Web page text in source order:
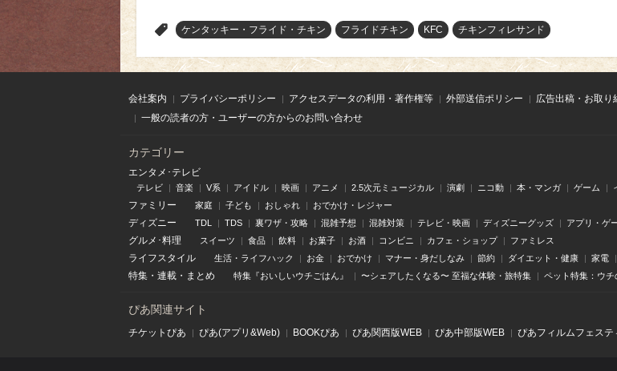
ケンタッキー・フライド・チキン フライドチキン KFC チキンフィレサンド
会社案内 プライバシーポリシー アクセスデータの利用・著作権等 外部送信ポリシー
広告出稿・お取り
一般の読者の方・ユーザーの方からのお問い合わせ
カテゴリー
エンタメ･テレビ
テレビ 音楽 V系 アイドル 映画 アニメ 2.5次元ミュージカル 演劇 ニコ動 本・マンガ ゲーム
ファミリー 家庭 子ども おしゃれ おでかけ・レジャー
ディズニー TDL TDS 裏ワザ・攻略 混雑予想 混雑対策 テレビ・映画 ディズニーグッズ アプリ・ゲ
グルメ･料理 スイーツ 食品 飲料 お菓子 お酒 コンビニ カフェ・ショップ ファミレス
ライフスタイル 生活・ライフハック お金 おでかけ マナー・身だしなみ 節約 ダイエット・健康 家電
特集 ・ 連載 ・ まとめ 特集『おいしいウチごはん』 〜シェアしたくなる〜 至福な体験・旅特集 ペット特集：ウチ
ぴあ関連サイト
チケットぴあ ぴあ(アプリ&Web) BOOKぴあ ぴあ関⻄版WEB ぴあ中部版WEB ぴあフィルムフェステ